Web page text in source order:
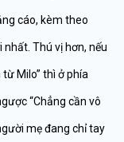
cáo, kèm theo
Thú vị hơn, nếu
Milo” thì ở phía
“Chẳng cần vô
mẹ đang chỉ tay